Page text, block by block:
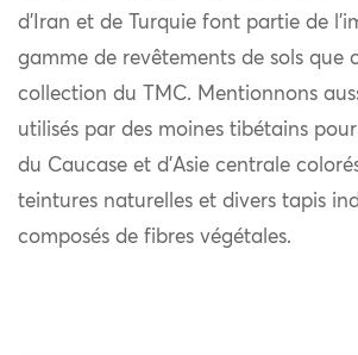
d’Iran et de Turquie font partie de
gamme de revêtements de sols que
collection du TMC. Mentionnons
utilisés par des moines tibétains
du Caucase et d’Asie centrale
teintures naturelles et divers tapis
composés de fibres végétales.